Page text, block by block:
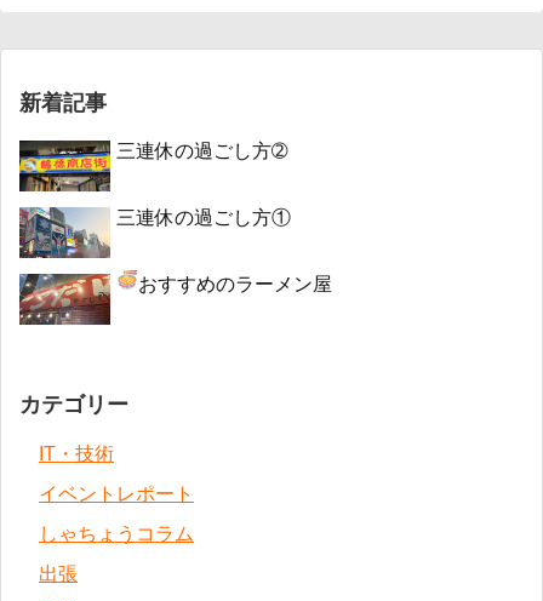
新着記事
三連休の過ごし方➁
三連休の過ごし方①
おすすめのラーメン屋
カテゴリー
IT・技術
イベントレポート
しゃちょうコラム
出張